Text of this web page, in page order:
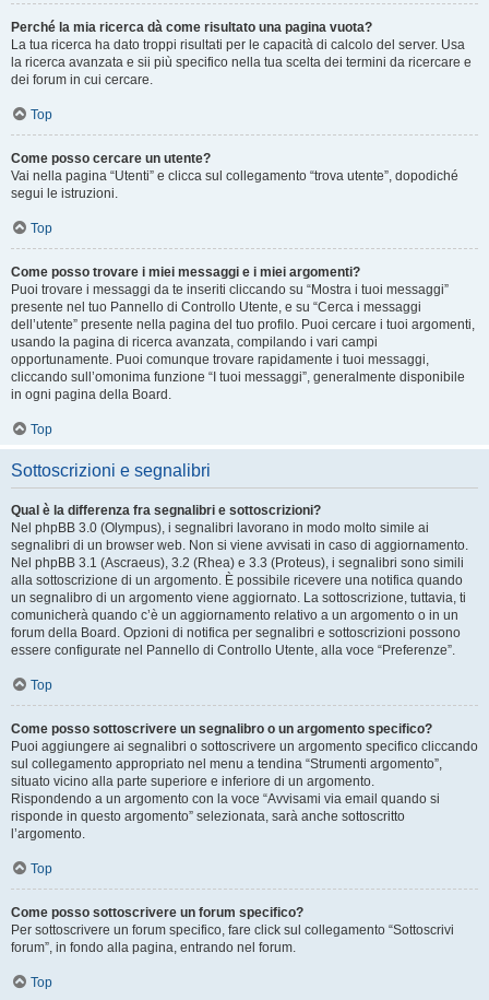
Perché la mia ricerca dà come risultato una pagina vuota?
La tua ricerca ha dato troppi risultati per le capacità di calcolo del server. Usa
la ricerca avanzata e sii più specifico nella tua scelta dei termini da ricercare e
dei forum in cui cercare.
Top
Come posso cercare un utente?
Vai nella pagina “Utenti” e clicca sul collegamento “trova utente”, dopodiché
segui le istruzioni.
Top
Come posso trovare i miei messaggi e i miei argomenti?
Puoi trovare i messaggi da te inseriti cliccando su “Mostra i tuoi messaggi”
presente nel tuo Pannello di Controllo Utente, e su “Cerca i messaggi
dell’utente” presente nella pagina del tuo profilo. Puoi cercare i tuoi argomenti,
usando la pagina di ricerca avanzata, compilando i vari campi
opportunamente. Puoi comunque trovare rapidamente i tuoi messaggi,
cliccando sull’omonima funzione “I tuoi messaggi”, generalmente disponibile
in ogni pagina della Board.
Top
Sottoscrizioni e segnalibri
Qual è la differenza fra segnalibri e sottoscrizioni?
Nel phpBB 3.0 (Olympus), i segnalibri lavorano in modo molto simile ai
segnalibri di un browser web. Non si viene avvisati in caso di aggiornamento.
Nel phpBB 3.1 (Ascraeus), 3.2 (Rhea) e 3.3 (Proteus), i segnalibri sono simili
alla sottoscrizione di un argomento. È possibile ricevere una notifica quando
un segnalibro di un argomento viene aggiornato. La sottoscrizione, tuttavia, ti
comunicherà quando c’è un aggiornamento relativo a un argomento o in un
forum della Board. Opzioni di notifica per segnalibri e sottoscrizioni possono
essere configurate nel Pannello di Controllo Utente, alla voce “Preferenze”.
Top
Come posso sottoscrivere un segnalibro o un argomento specifico?
Puoi aggiungere ai segnalibri o sottoscrivere un argomento specifico cliccando
sul collegamento appropriato nel menu a tendina “Strumenti argomento”,
situato vicino alla parte superiore e inferiore di un argomento.
Rispondendo a un argomento con la voce “Avvisami via email quando si
risponde in questo argomento” selezionata, sarà anche sottoscritto
l’argomento.
Top
Come posso sottoscrivere un forum specifico?
Per sottoscrivere un forum specifico, fare click sul collegamento “Sottoscrivi
forum”, in fondo alla pagina, entrando nel forum.
Top